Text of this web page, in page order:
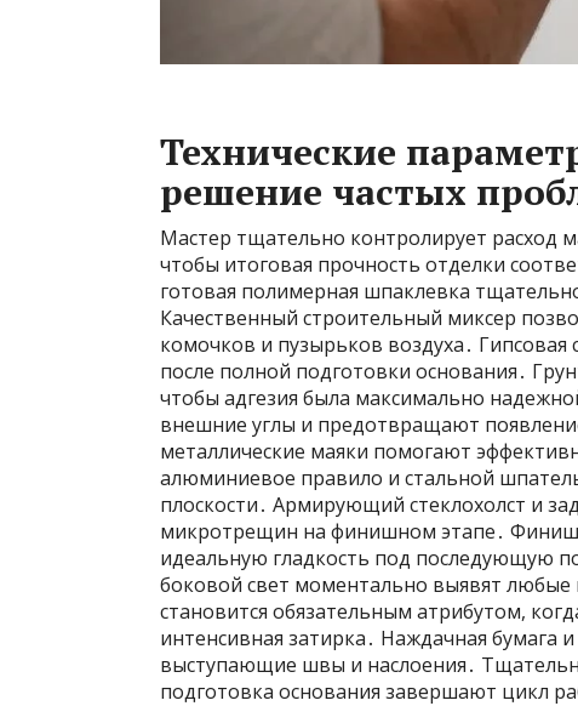
Технические
решение частых
Мастер тщательно контролирует расход
чтобы итоговая прочность отделки
готовая полимерная шпаклевка
Качественный строительный миксер
комочков и пузырьков воздуха․ Гипсовая
после полной подготовки основания․
чтобы адгезия была максимально
внешние углы и предотвращают
металлические маяки помогают
алюминиевое правило и стальной
плоскости․ Армирующий стеклохолст и
микротрещин на финишном этапе․
идеальную гладкость под последующую
боковой свет моментально выявят
становится обязательным атрибутом,
интенсивная затирка․ Наждачная бумага
выступающие швы и наслоения․
подготовка основания завершают цикл